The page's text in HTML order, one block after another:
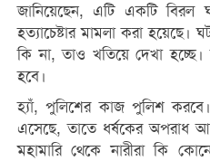
জানিয়েছেন, এটি একটি বিরল
হত্যাচেষ্টার মামলা করা
কি না, তাও খতিয়ে দেখা হচ্ছে।
হবে।
হ্যাঁ, পুলিশের কাজ পুলিশ
এসেছে, তাতে ধর্ষকের অপরাধ
মহামারি থেকে নারীরা কি